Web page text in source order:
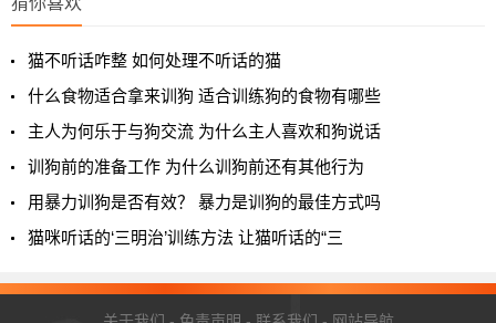
猫不听话咋整 如何处理不听话的猫
什么食物适合拿来训狗 适合训练狗的食物有哪些
主人为何乐于与狗交流 为什么主人喜欢和狗说话
训狗前的准备工作 为什么训狗前还有其他行为
用暴力训狗是否有效？ 暴力是训狗的最佳方式吗
猫咪听话的‘三明治’训练方法 让猫听话的“三